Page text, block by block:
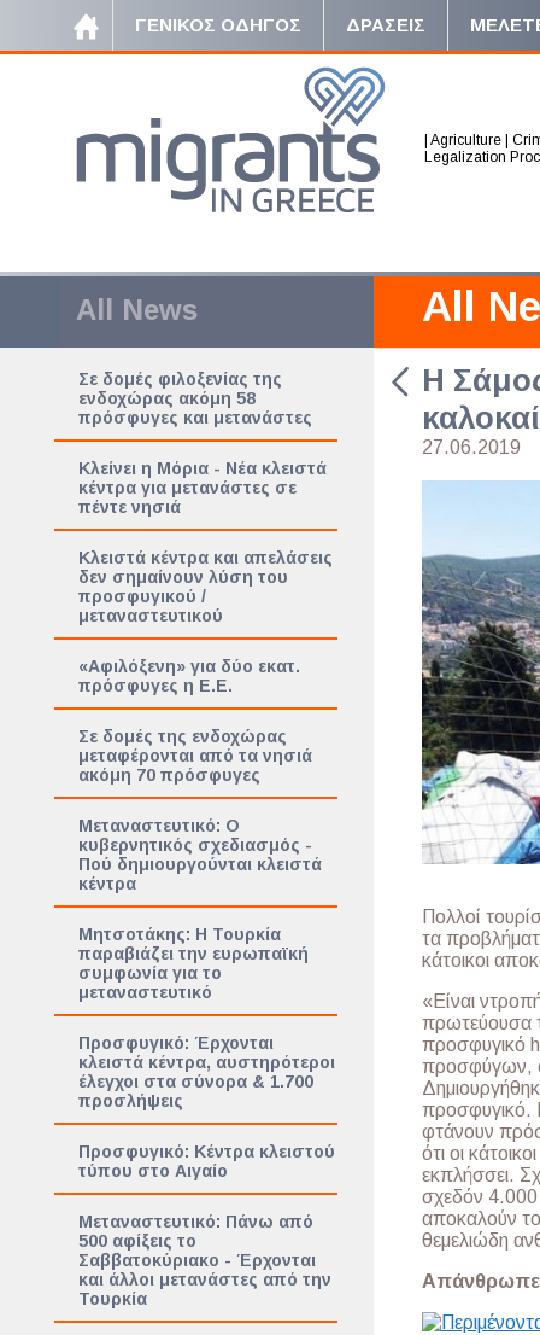
ΓΕΝΙΚΟΣ ΟΔΗΓΟΣ ΔΡΑΣΕΙΣ
Agriculture
Legalization
All News
Σε δομές φιλοξενίας της
ενδοχώρας ακόμη 58
πρόσφυγες και μετανάστες
Κλείνει η Μόρια - Νέα κλειστά
κέντρα για μετανάστες σε
πέντε νησιά
Κλειστά κέντρα και απελάσεις
δεν σημαίνουν λύση του
προσφυγικού /
μεταναστευτικού
«Αφιλόξενη» για δύο εκατ.
πρόσφυγες η Ε.Ε.
Σε δομές της ενδοχώρας
μεταφέρονται από τα νησιά
ακόμη 70 πρόσφυγες
Μεταναστευτικό: Ο
κυβερνητικός σχεδιασμός -
Πού δημιουργούνται κλειστά
κέντρα
Μητσοτάκης: Η Τουρκία
παραβιάζει την ευρωπαϊκή
συμφωνία για το
μεταναστευτικό
Προσφυγικό: Έρχονται
κλειστά κέντρα, αυστηρότεροι
έλεγχοι στα σύνορα & 1.700
προσλήψεις
Προσφυγικό: Κέντρα κλειστού
τύπου στο Αιγαίο
Μεταναστευτικό: Πάνω από
500 αφίξεις το
Σαββατοκύριακο - Έρχονται
και άλλοι μετανάστες από την
Τουρκία
All
H
27.06.2019
Πολλοί
τα
κάτοικοι
«Είναι
πρωτεύουσα
προσφυγικό
προσφύγων,
προσφυγικό.
φτάνουν
ότι οι
εκπλήσσει.
σχεδόν 4.000
αποκαλούν
θεμελιώδη